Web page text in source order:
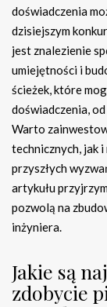
doświadczenia
dzisiejszym
jest znalezienie
umiejętności i
ścieżek, które
doświadczenia,
Warto
technicznych, jak
przyszłych
artykułu
pozwolą na
inżyniera.
Jakie są
zdobycie